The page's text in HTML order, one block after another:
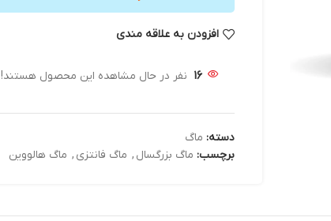
افزودن به علاقه مندی
16 نفر در حال مشاهده این محصول هستند!
دسته: ماگ
برچسب: ماگ بزرگسال , ماگ فانتزی , ماگ هالووین